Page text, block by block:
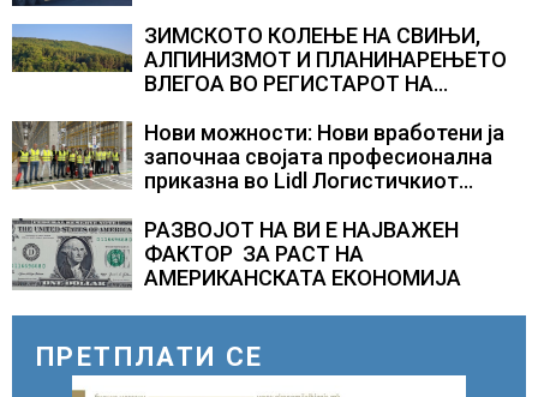
камионџиите да возат и во недела
ЗИМСКОТО КОЛЕЊЕ НА СВИЊИ,
АЛПИНИЗМОТ И ПЛАНИНАРЕЊЕТО
ВЛЕГОА ВО РЕГИСТАРОТ НА
СЛОВЕНИЈА
Нови можности: Нови вработени ја
започнаа својата професионална
приказна во Lidl Логистичкиот
РАЗВОЈОТ НА ВИ Е НАЈВАЖЕН
ФАКТОР ЗА РАСТ НА
АМЕРИКАНСКАТА ЕКОНОМИЈА
ПРЕТПЛАТИ СЕ